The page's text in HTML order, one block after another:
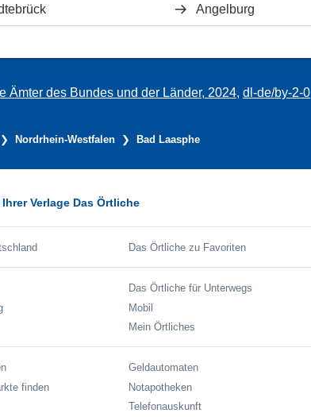
Angelburg
Ämter des Bundes und der Länder, 2024, dl-de/by-2-0
Nordrhein-Westfalen Bad Laasphe
Verlage Das Örtliche
Das Örtliche zu Favoriten
Das Örtliche für Unterwegs
Mobil
Mein Örtliches
finden
Geldautomaten
Notapotheken
Telefonauskunft